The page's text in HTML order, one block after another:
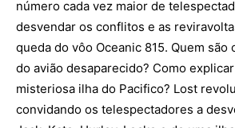
número cada vez maior de
desvendar os conflitos e as
queda do vôo Oceanic 815. Quem são
do avião desaparecido? Como
misteriosa ilha do Pacifico? Lost
convidando os telespectadores a